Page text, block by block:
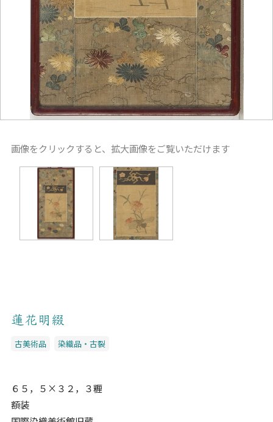
画像をクリックすると、拡大画像をご覧いただけます
蓮花明綴
古美術品 染織品・古裂
６５，５×３２，３糎
額装